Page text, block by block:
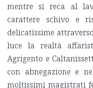
mentre si reca al
carattere schivo e
delicatissime
luce la realtà
Agrigento e
con abnegazione e
moltissimi magistrati